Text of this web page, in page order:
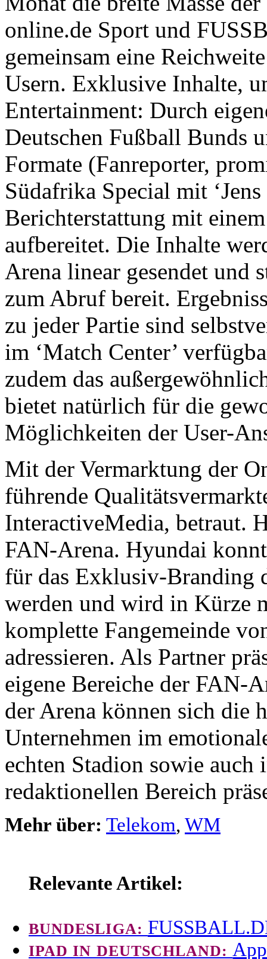
online.de Sport und
gemeinsam eine
Usern. Exklusive Inhalte,
Entertainment: Durch
Deutschen Fußball Bunds
Formate (Fanreporter,
Südafrika Special mit
Berichterstattung mit
aufbereitet. Die Inhalte
Arena linear gesendet und
zum Abruf bereit.
zu jeder Partie sind
im ‘Match Center’
zudem das
bietet natürlich für die
Möglichkeiten der User-
Mit der Vermarktung der
führende
InteractiveMedia, betraut.
FAN-Arena. Hyundai
für das Exklusiv-Branding
werden und wird in Kürze
komplette Fangemeinde
adressieren. Als Partner
eigene Bereiche der FAN-
der Arena können sich die
Unternehmen im
echten Stadion sowie
redaktionellen Bereich
Mehr über: Telekom, WM
Relevante Artikel:
BUNDESLIGA:
IPAD IN DEUTSCHLAND: